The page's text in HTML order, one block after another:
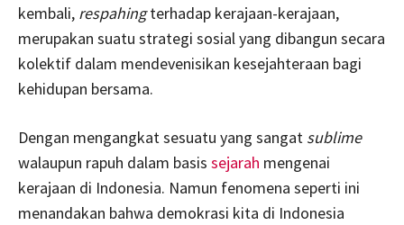
kembali, respahingterhadap kerajaan-kerajaan,
merupakan suatu strategi sosial yang dibangun secara
kolektif dalam mendevenisikan kesejahteraan bagi
kehidupan bersama.
Dengan mengangkat sesuatu yang sangat sublime
walaupun rapuh dalam basis sejarah mengenai
kerajaan di Indonesia. Namun fenomena seperti ini
menandakan bahwa demokrasi kita di Indonesia